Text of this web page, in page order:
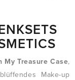
My Treasure Case,
Make-up